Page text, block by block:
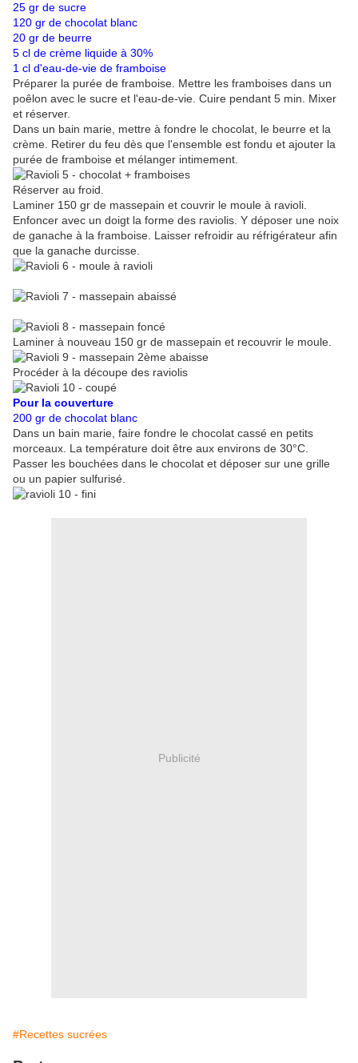
25 gr de sucre
120 gr de chocolat blanc
20 gr de beurre
5 cl de crème liquide à 30%
1 cl d'eau-de-vie de framboise
Préparer la purée de framboise. Mettre les framboises dans un
poêlon avec le sucre et l'eau-de-vie. Cuire pendant 5 min. Mixer
et réserver.
Dans un bain marie, mettre à fondre le chocolat, le beurre et la
crème. Retirer du feu dès que l'ensemble est fondu et ajouter la
purée de framboise et mélanger intimement.
Réserver au froid.
Laminer 150 gr de massepain et couvrir le moule à ravioli.
Enfoncer avec un doigt la forme des raviolis. Y déposer une noix
de ganache à la framboise. Laisser refroidir au réfrigérateur afin
que la ganache durcisse.
Laminer à nouveau 150 gr de massepain et recouvrir le moule.
Procéder à la découpe des raviolis
Pour la couverture
200 gr de chocolat blanc
Dans un bain marie, faire fondre le chocolat cassé en petits
morceaux. La température doit être aux environs de 30°C.
Passer les bouchées dans le chocolat et déposer sur une grille
ou un papier sulfurisé.
Publicité
#Recettes sucrées